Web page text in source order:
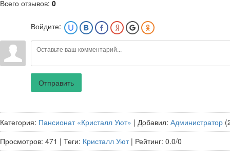
Всего отзывов: 0
Войдите:
Отправить
Категория: Пансионат «Кристалл Уют» | Добавил: Администратор
Просмотров: 471 | Теги: Кристалл Уют | Рейтинг: 0.0/0